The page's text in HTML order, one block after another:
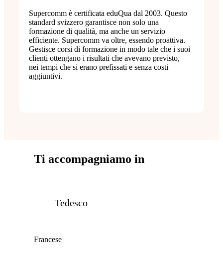
Supercomm è certificata eduQua dal 2003. Questo
standard svizzero garantisce non solo una
formazione di qualità, ma anche un servizio
efficiente. Supercomm va oltre, essendo proattiva.
Gestisce corsi di formazione in modo tale che i suoi
clienti ottengano i risultati che avevano previsto,
nei tempi che si erano prefissati e senza costi
aggiuntivi.
Ti accompagniamo in
Tedesco
Francese